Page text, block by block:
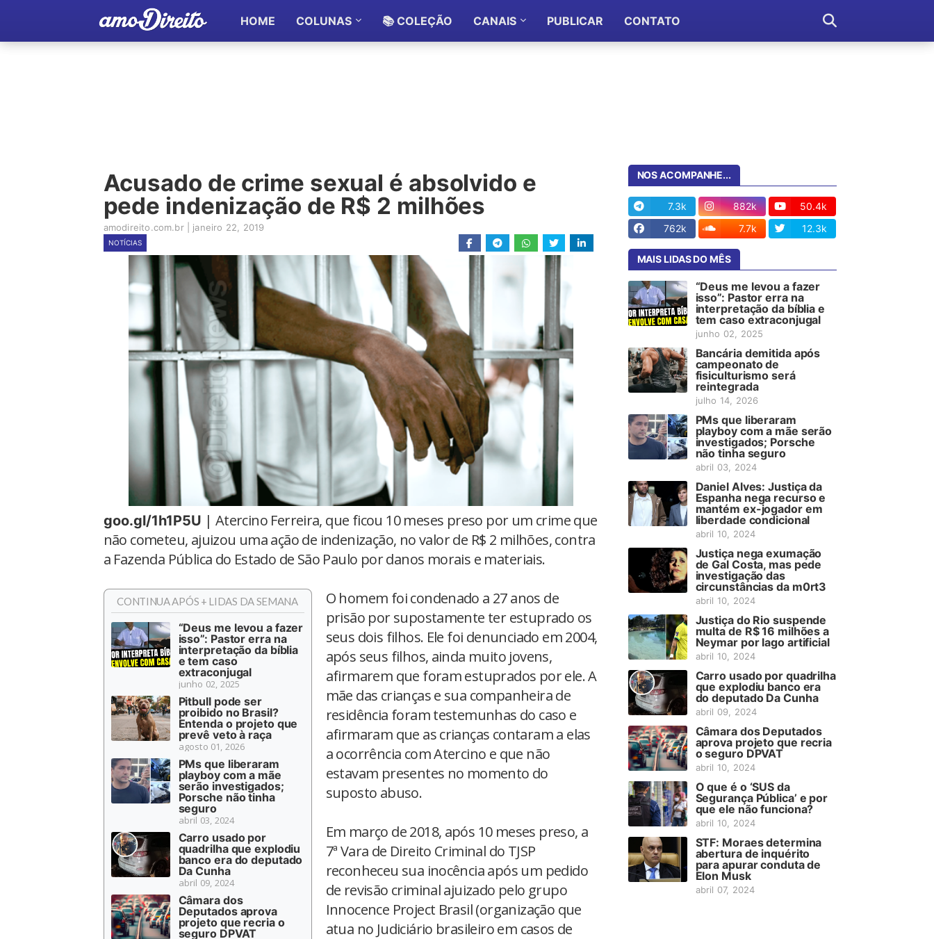
HOME COLUNAS 📚 COLEÇÃO CANAIS PUBLICAR CONTATO
Acusado de crime sexual é absolvido e
pede indenização de R$ 2 milhões
amodireito.com.br janeiro 22, 2019
NOTÍCIAS
goo.gl/1h1P5U | Atercino Ferreira, que ficou 10 meses preso por um crime que
não cometeu, ajuizou uma ação de indenização, no valor de R$ 2 milhões, contra
a Fazenda Pública do Estado de São Paulo por danos morais e materiais.
CONTINUA APÓS + LIDAS DA SEMANA
“Deus me levou a fazer
isso”: Pastor erra na
interpretação da bíblia
e tem caso
extraconjugal
junho 02, 2025
Pitbull pode ser
proibido no Brasil?
Entenda o projeto que
prevê veto à raça
agosto 01, 2026
PMs que liberaram
playboy com a mãe
serão investigados;
Porsche não tinha
seguro
abril 03, 2024
Carro usado por
quadrilha que explodiu
banco era do deputado
Da Cunha
abril 09, 2024
Câmara dos
Deputados aprova
projeto que recria o
seguro DPVAT
O homem foi condenado a 27 anos de
prisão por supostamente ter estuprado os
seus dois filhos. Ele foi denunciado em 2004,
após seus filhos, ainda muito jovens,
afirmarem que foram estuprados por ele. A
mãe das crianças e sua companheira de
residência foram testemunhas do caso e
afirmaram que as crianças contaram a elas
a ocorrência com Atercino e que não
estavam presentes no momento do
suposto abuso.
Em março de 2018, após 10 meses preso, a
7ª Vara de Direito Criminal do TJSP
reconheceu sua inocência após um pedido
de revisão criminal ajuizado pelo grupo
Innocence Project Brasil (organização que
atua no Judiciário brasileiro em casos de
NOS ACOMPANHE...
7.3k 882k
50.4k
762k
7.7k 12.3k
MAIS LIDAS DO MÊS
“Deus me levou a fazer
isso”: Pastor erra na
interpretação da bíblia e
tem caso extraconjugal
junho 02, 2025
Bancária demitida após
campeonato de
fisiculturismo será
reintegrada
julho 14, 2026
PMs que liberaram
playboy com a mãe serão
investigados; Porsche
não tinha seguro
abril 03, 2024
Daniel Alves: Justiça da
Espanha nega recurso e
mantém ex-jogador em
liberdade condicional
abril 10, 2024
Justiça nega exumação
de Gal Costa, mas pede
investigação das
circunstâncias da m0rt3
abril 10, 2024
Justiça do Rio suspende
multa de R$ 16 milhões a
Neymar por lago artificial
abril 10, 2024
Carro usado por quadrilha
que explodiu banco era
do deputado Da Cunha
abril 09, 2024
Câmara dos Deputados
aprova projeto que recria
o seguro DPVAT
abril 10, 2024
O que é o ‘SUS da
Segurança Pública’ e por
que ele não funciona?
abril 10, 2024
STF: Moraes determina
abertura de inquérito
para apurar conduta de
Elon Musk
abril 07, 2024